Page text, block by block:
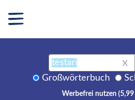
X
Großwörterbuch
Werbefrei nutzen (5,99